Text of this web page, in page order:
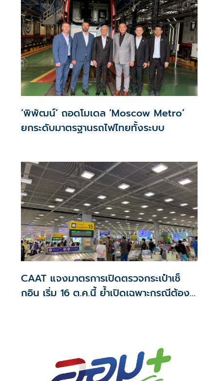
‘พิพัฒน์’ ถอดโมเดล ‘Moscow Metro’
ยกระดับมาตรฐานรถไฟไทยทั้งระบบ
CAAT แจงมาตรการเปิดตรวจกระเป๋าเช็
กอิน เริ่ม 16 ต.ค.นี้ ย้ำเปิดเฉพาะกรณีต้อง